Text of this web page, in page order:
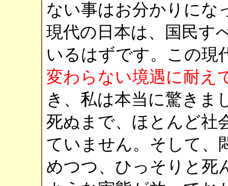
ない事はお分かりにな
現代の日本は、国民す
いるはずです。この現
変わらない境遇に耐え
き、私は本当に驚きま
死ぬまで、ほとんど社
ていません。そして、
めつつ、ひっそりと死